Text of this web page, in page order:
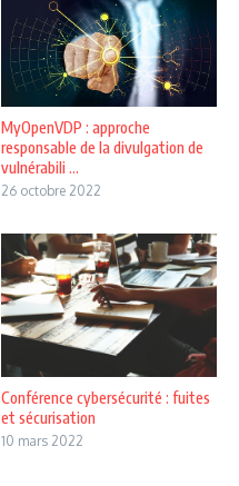
MyOpenVDP : approche
responsable de la divulgation de
vulnérabili ...
26 octobre 2022
Conférence cybersécurité : fuites
et sécurisation
10 mars 2022